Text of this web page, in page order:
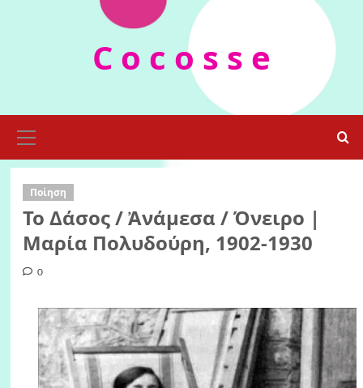
C o c o s s e
Menu
Ποίηση
Το Δάσος / Ἀνάμεσα / Όνειρο |
Μαρία Πολυδούρη, 1902-1930
0